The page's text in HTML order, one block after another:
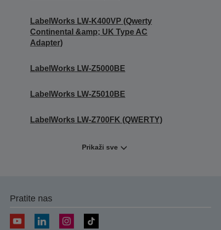
LabelWorks LW-K400VP (Qwerty
Continental &amp; UK Type AC
Adapter)
LabelWorks LW-Z5000BE
LabelWorks LW-Z5010BE
LabelWorks LW-Z700FK (QWERTY)
Prikaži sve
Pratite nas